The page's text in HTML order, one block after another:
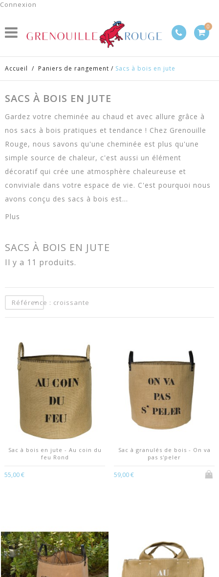
Connexion
0
Accueil / Paniers de rangement / Sacs à bois en jute
SACS À BOIS EN JUTE
Gardez votre cheminée au chaud et avec allure grâce à
nos sacs à bois pratiques et tendance ! Chez Grenouille
Rouge, nous savons qu'une cheminée est plus qu'une
simple source de chaleur, c'est aussi un élément
décoratif qui crée une atmosphère chaleureuse et
conviviale dans votre espace de vie. C'est pourquoi nous
avons conçu des sacs à bois est...
Plus
SACS À BOIS EN JUTE
Il y a 11 produits.
Référence : croissante
Sac à bois en jute - Au coin du
feu Rond
55,00 €
Sac à granulés de bois - On va
pas s'peler
59,00 €